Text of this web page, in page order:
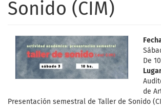
Sonido (CIM)
De
de
Presentación semestral de Taller de Sonido